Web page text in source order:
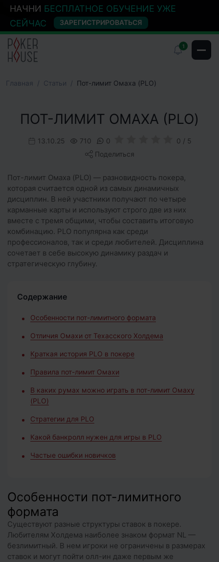
НАЧНИ БЕСПЛАТНОЕ ОБУЧЕНИЕ УЖЕ
СЕЙЧАС
ЗАРЕГИСТРИРОВАТЬСЯ
1
Главная Cтатьи Пот-лимит Омаха (PLO)
ПОТ-ЛИМИТ ОМАХА (PLO)
13.10.25 710 0
0 / 5
Поделиться
Пот-лимит Омаха (PLO) — разновидность покера,
которая считается одной из самых динамичных
дисциплин. В ней участники получают по четыре
карманные карты и используют строго две из них
вместе с тремя общими, чтобы составить итоговую
комбинацию. PLO популярна как среди
профессионалов, так и среди любителей. Дисциплина
сочетает в себе высокую динамику раздач и
стратегическую глубину.
Содержание
Особенности пот-лимитного формата
Отличия Омахи от Техасского Холдема
Краткая история PLO в покере
Правила пот-лимит Омахи
В каких румах можно играть в пот-лимит Омаху
(PLO)
Стратегии для PLO
Какой банкролл нужен для игры в PLO
Частые ошибки новичков
Особенности пот-лимитного
формата
Существуют разные структуры ставок в покере.
Любителям Холдема наиболее знаком формат NL —
безлимитный. В нем игроки не ограничены в размерах
ставок и могут пойти олл-ин даже первым же